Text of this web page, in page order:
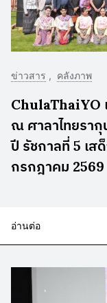
ข่าวสาร คลังภาพ
ChulaThaiYO
ณ ศาลาไทยรากุ
ปี รัชกาลที่ 5 เส
กรกฎาคม 2569
อ่านต่อ